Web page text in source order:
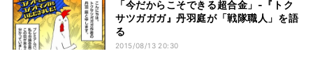
「今だからこそできる超合金」-『トク
サツガガガ』丹羽庭が「戦隊職人」を語
る
2015/08/13 20:30